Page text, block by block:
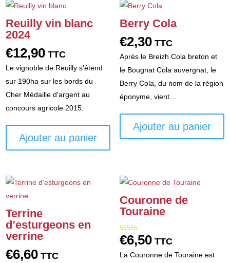
Reuilly vin blanc
2024
€12,90 TTC
Le vignoble de Reuilly s'étend
sur 190ha sur les bords du
Cher Médaille d'argent au
concours agricole 2015.
Ajouter au panier
Berry Cola
€2,30 TTC
Après le Breizh Cola breton et
le Bougnat Cola auvergnat, le
Berry Cola, du nom de la région
éponyme, vient…
Ajouter au panier
Terrine
d’esturgeons en
verrine
€6,60 TTC
Couronne de
Touraine
Note
5.00
€6,50 TTC
La Couronne de Touraine est